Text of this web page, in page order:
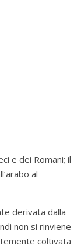
e dei Romani; il
al
derivata dalla
non si rinviene
coltivata